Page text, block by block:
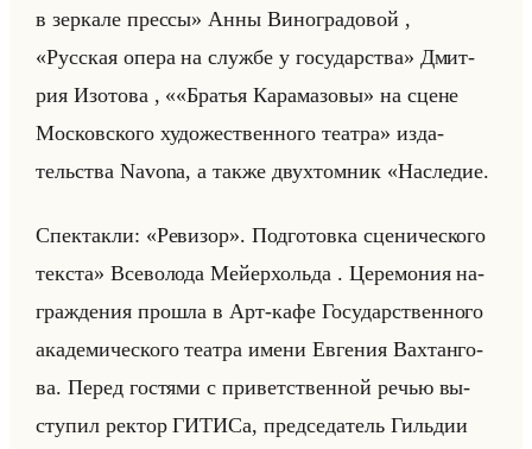
в зер­ка­ле прес­сы» Анны Ви­но­гра­до­вой ,
«Русская опера на службе у государства» Дмит­
рия Изо­то­ва , ««Братья Карамазовы» на сцене
Мос­ков­ско­го ху­до­же­ствен­но­го те­ат­ра» из­да­
тельства Navona, а также двух­том­ник «Наследие.
Спектакли: «Ревизор». Под­го­тов­ка сце­ни­че­ско­го
тек­ста» Все­во­ло­да Мейер­хольда . Це­ре­мо­ния на­
граж­де­ния про­шла в Арт-кафе Го­су­дар­ствен­но­го
ака­де­ми­че­ско­го те­ат­ра имени Ев­ге­ния Вах­тан­го­
ва. Перед го­стя­ми с при­вет­ствен­ной речью вы­
сту­пил рек­тор ГИ­ТИ­Са, пред­се­да­тель Гильдии